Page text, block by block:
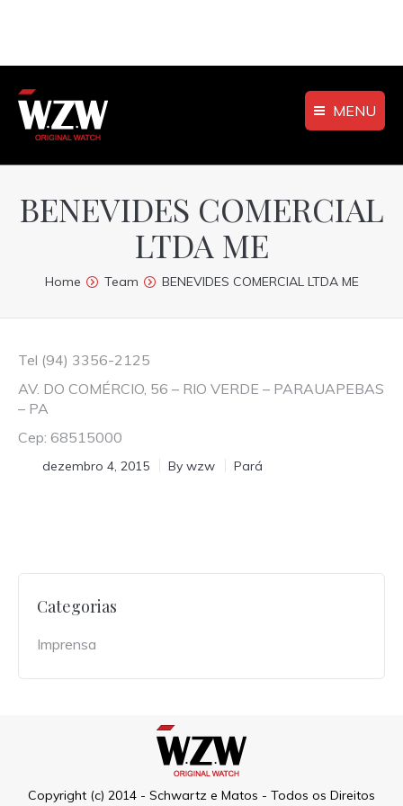
MENU
BENEVIDES COMERCIAL
LTDA ME
You are here:
Home Team BENEVIDES COMERCIAL LTDA ME
Tel (94) 3356-2125
AV. DO COMÉRCIO, 56 – RIO VERDE – PARAUAPEBAS
– PA
Cep: 68515000
dezembro 4, 2015 By wzw Pará
Categorias
Imprensa
Copyright (c) 2014 - Schwartz e Matos - Todos os Direitos